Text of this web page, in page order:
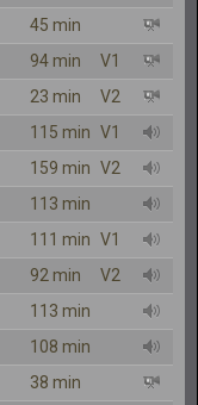
45 min
94 min
V1
23 min
V2
115 min V1
159 min V2
113 min
111 min V1
92 min
V2
113 min
108 min
38 min